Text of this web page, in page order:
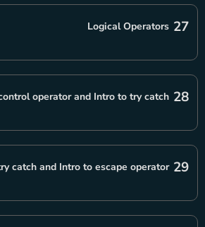
27
Logical Operators
28
operator and Intro to try catch
29
catch and Intro to escape operator